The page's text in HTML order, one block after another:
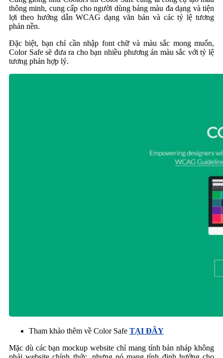
thông minh, cung cấp cho người dùng bảng màu đa dạng và tiện
lợi theo hướng dẫn WCAG dạng văn bản và các tỷ lệ tương
phản nền.
Đặc biệt, bạn chỉ cần nhập font chữ và màu sắc mong muốn,
Color Safe sẽ đưa ra cho bạn nhiều phương án màu sắc với tỷ lệ
tương phản hợp lý.
Tham khảo thêm về Color Safe TẠI ĐÂY
Mặc dù các bạn mockup website chỉ mang tính bản nháp không